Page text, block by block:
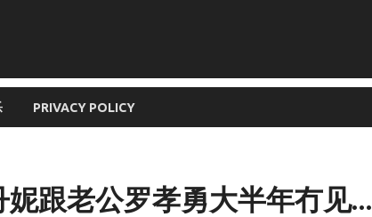
PRIVACY POLICY
妮跟老公罗孝勇大半年冇见…